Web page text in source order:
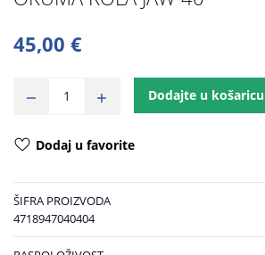
45,00 €
Dodajte u košaricu
Dodaj u favorite
ŠIFRA PROIZVODA
4718947040404